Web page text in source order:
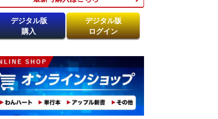
デジタル版
購入
デジタル版
ログイン